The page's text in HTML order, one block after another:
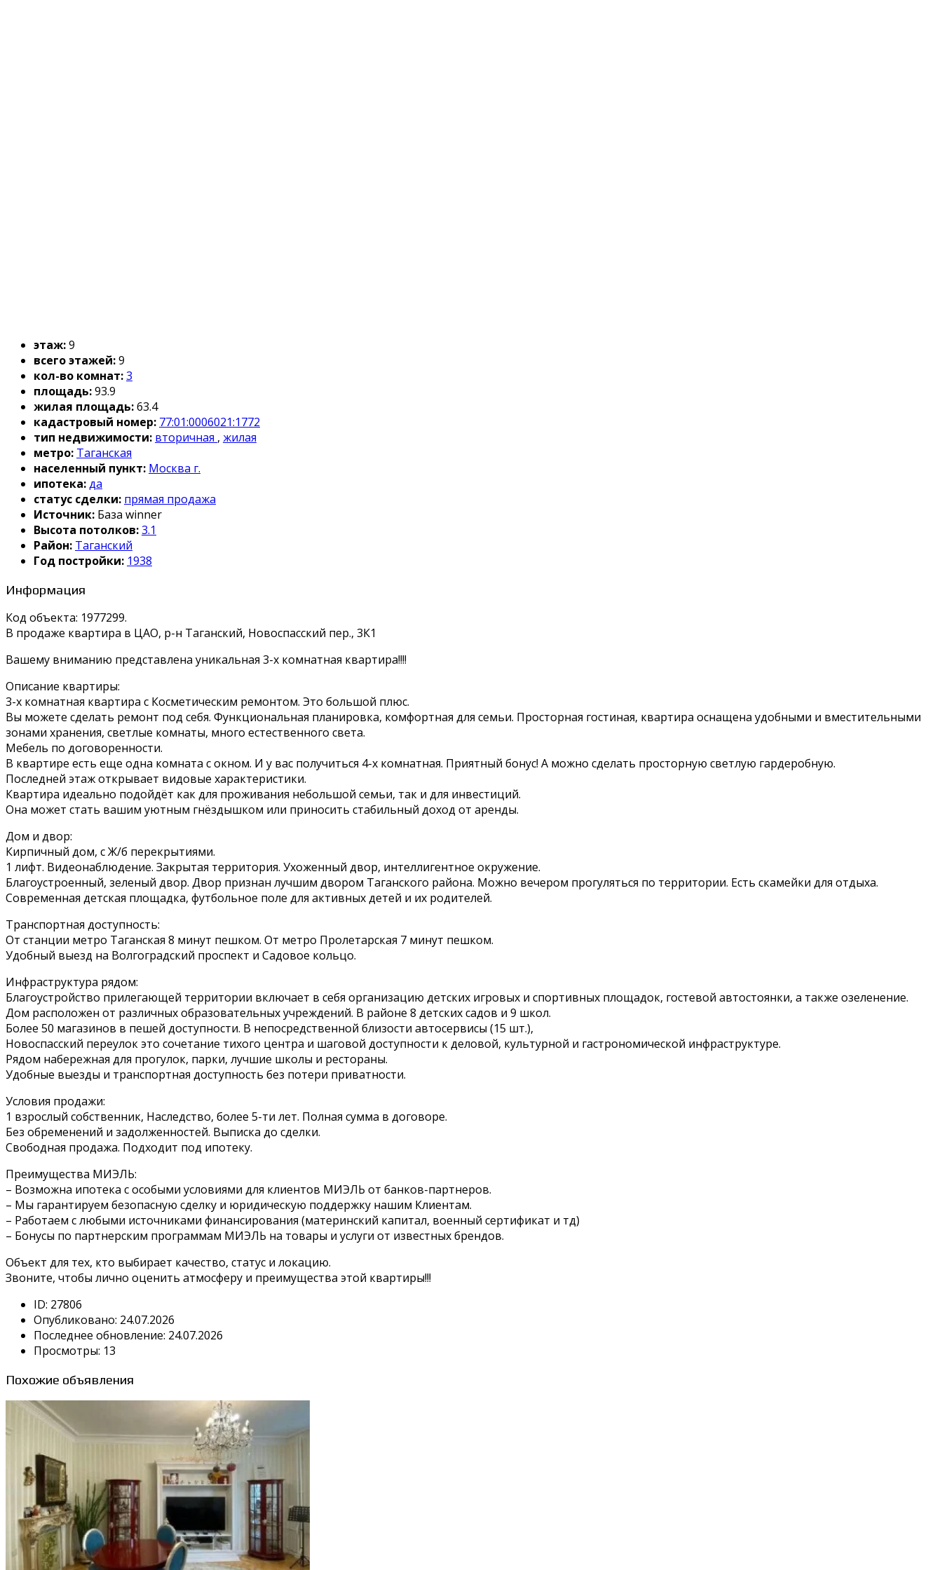
этаж:9
всего этажей:9
кол-во комнат:3
площадь:93.9
жилая площадь:63.4
кадастровый номер: 77:01:0006021:1772
тип недвижимости: вторичная , жилая
метро: Таганская
населенный пункт: Москва г.
ипотека:да
статус сделки: прямая продажа
Источник: База winner
Высота потолков:3.1
Район: Таганский
Год постройки: 1938
Информация
Код объекта: 1977299.
В продаже квартира в ЦАО, р-н Таганский, Новоспасский пер., 3К1
Вашему вниманию представлена уникальная 3-х комнатная квартира!!!!
Описание квартиры:
3-х комнатная квартира с Косметическим ремонтом. Это большой плюс.
Вы можете сделать ремонт под себя. Функциональная планировка, комфортная для семьи. Просторная гостиная, квартира оснащена удобными и вместительными
зонами хранения, светлые комнаты, много естественного света.
Мебель по договоренности.
В квартире есть еще одна комната с окном. И у вас получиться 4-х комнатная. Приятный бонус! А можно сделать просторную светлую гардеробную.
Последней этаж открывает видовые характеристики.
Квартира идеально подойдёт как для проживания небольшой семьи, так и для инвестиций.
Она может стать вашим уютным гнёздышком или приносить стабильный доход от аренды.
Дом и двор:
Кирпичный дом, с Ж/б перекрытиями.
1 лифт. Видеонаблюдение. Закрытая территория. Ухоженный двор, интеллигентное окружение.
Благоустроенный, зеленый двор. Двор признан лучшим двором Таганского района. Можно вечером прогуляться по территории. Есть скамейки для отдыха.
Современная детская площадка, футбольное поле для активных детей и их родителей.
Транспортная доступность:
От станции метро Таганская 8 минут пешком. От метро Пролетарская 7 минут пешком.
Удобный выезд на Волгоградский проспект и Садовое кольцо.
Инфраструктура рядом:
Благоустройство прилегающей территории включает в себя организацию детских игровых и спортивных площадок, гостевой автостоянки, а также озеленение.
Дом расположен от различных образовательных учреждений. В районе 8 детских садов и 9 школ.
Более 50 магазинов в пешей доступности. В непосредственной близости автосервисы (15 шт.),
Новоспасский переулок это сочетание тихого центра и шаговой доступности к деловой, культурной и гастрономической инфраструктуре.
Рядом набережная для прогулок, парки, лучшие школы и рестораны.
Удобные выезды и транспортная доступность без потери приватности.
Условия продажи:
1 взрослый собственник, Наследство, более 5-ти лет. Полная сумма в договоре.
Без обременений и задолженностей. Выписка до сделки.
Свободная продажа. Подходит под ипотеку.
Преимущества МИЭЛЬ:
– Возможна ипотека с особыми условиями для клиентов МИЭЛЬ от банков-партнеров.
– Мы гарантируем безопасную сделку и юридическую поддержку нашим Клиентам.
– Работаем с любыми источниками финансирования (материнский капитал, военный сертификат и тд)
– Бонусы по партнерским программам МИЭЛЬ на товары и услуги от известных брендов.
Объект для тех, кто выбирает качество, статус и локацию.
Звоните, чтобы лично оценить атмосферу и преимущества этой квартиры!!!
ID: 27806
Опубликовано: 24.07.2026
Последнее обновление: 24.07.2026
Просмотры: 13
Похожие объявления